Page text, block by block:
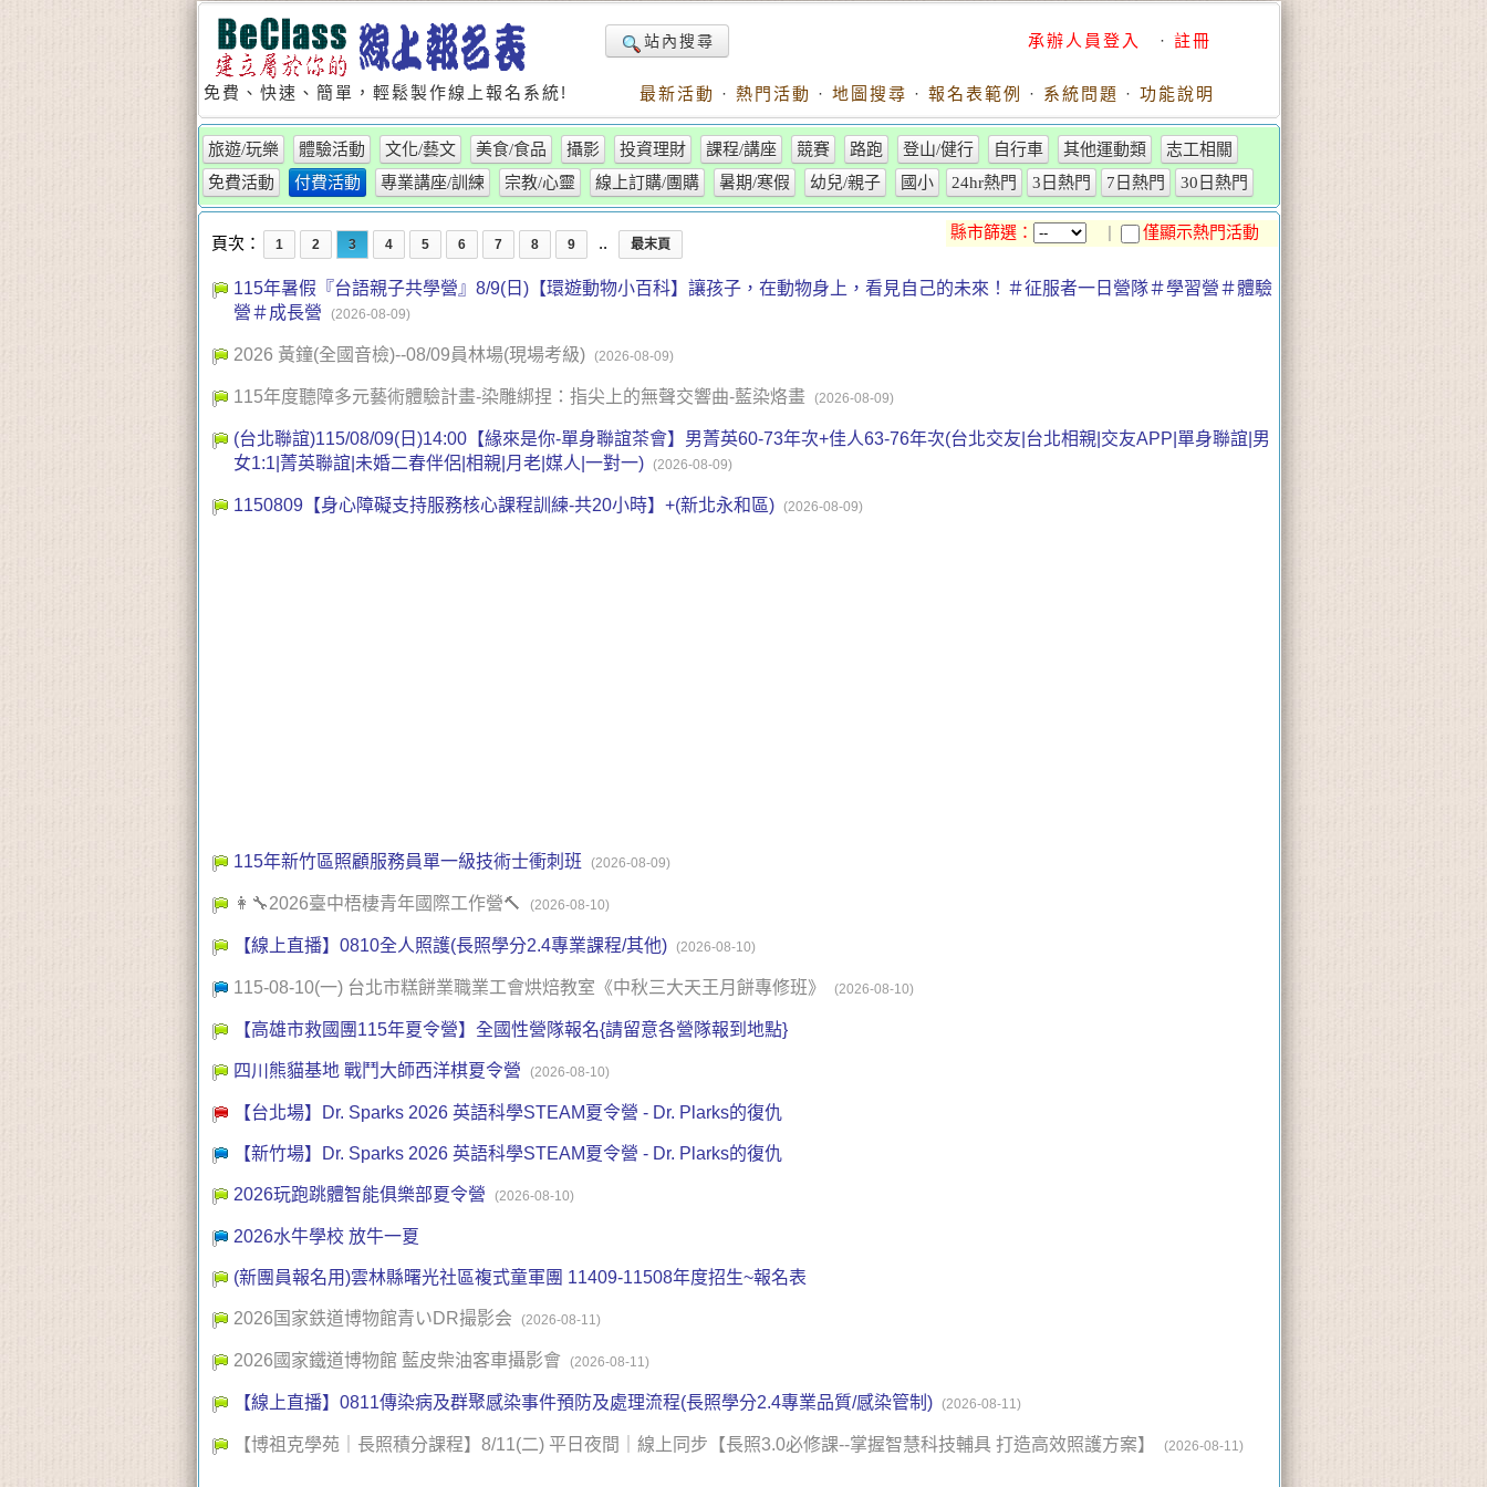
免費、快速、簡單，輕鬆製作線上報名系統!
站內搜尋 承辦人員登入 · 註冊
最新活動 · 熱門活動 · 地圖搜尋 · 報名表範例 · 系統問題 · 功能說明
旅遊/玩樂 體驗活動 文化/藝文 美食/食品 攝影 投資理財 課程/講座 競賽 路跑 登山/健行 自行車 其他運動類
志工相關
免費活動
付費活動 專業講座/訓練 宗教/心靈 線上訂購/團購 暑期/寒假 幼兒/親子 國小 24hr熱門 3日熱門 7日熱門 30日熱門
縣市篩選： | 僅顯示熱門活動
頁次： 1 2 3 4 5 6 7 8 9 .. 最末頁
115年暑假『台語親子共學營』8/9(日)【環遊動物小百科】讓孩子，在動物身上，看見自己的未來！＃征服者一日營隊＃學習營＃體驗
營＃成長營
(2026-08-09)
2026 黃鐘(全國音檢)--08/09員林場(現場考級) (2026-08-09)
115年度聽障多元藝術體驗計畫-染雕綁捏：指尖上的無聲交響曲-藍染烙畫 (2026-08-09)
(台北聯誼)115/08/09(日)14:00【緣來是你-單身聯誼茶會】男菁英60-73年次+佳人63-76年次(台北交友|台北相親|交友APP|單身聯誼|男
女1:1|菁英聯誼|未婚二春伴侶|相親|月老|媒人|一對一) (2026-08-09)
1150809【身心障礙支持服務核心課程訓練-共20小時】+(新北永和區) (2026-08-09)
115年新竹區照顧服務員單一級技術士衝刺班 (2026-08-09)
👩‍🔧2026臺中梧棲青年國際工作營🔨 (2026-08-10)
【線上直播】0810全人照護(長照學分2.4專業課程/其他) (2026-08-10)
115-08-10(一) 台北市糕餅業職業工會烘焙教室《中秋三大天王月餅專修班》 (2026-08-10)
【高雄市救國團115年夏令營】全國性營隊報名{請留意各營隊報到地點}
四川熊貓基地 戰鬥大師西洋棋夏令營 (2026-08-10)
【台北場】Dr. Sparks 2026 英語科學STEAM夏令營 - Dr. Plarks的復仇
【新竹場】Dr. Sparks 2026 英語科學STEAM夏令營 - Dr. Plarks的復仇
2026玩跑跳體智能俱樂部夏令營 (2026-08-10)
2026水牛學校 放牛一夏
(新團員報名用)雲林縣曙光社區複式童軍團 11409-11508年度招生~報名表
2026国家鉄道博物館青いDR撮影会 (2026-08-11)
2026國家鐵道博物館 藍皮柴油客車攝影會 (2026-08-11)
【線上直播】0811傳染病及群聚感染事件預防及處理流程(長照學分2.4專業品質/感染管制) (2026-08-11)
【博祖克學苑｜長照積分課程】8/11(二) 平日夜間｜線上同步【長照3.0必修課--掌握智慧科技輔具 打造高效照護方案】 (2026-08-11)